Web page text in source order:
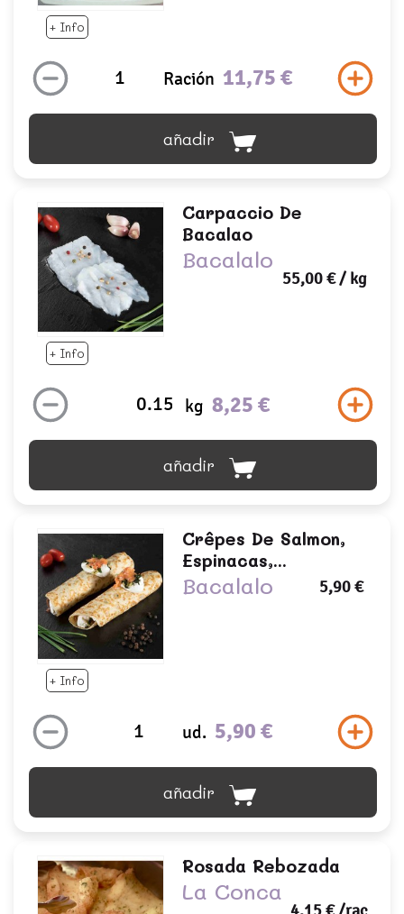
+ Info
Ración 11,75 €
añadir
+ Info
Carpaccio De
Bacalao
Bacalalo
55,00 €/ kg
kg 8,25 €
añadir
+ Info
Crêpes De Salmon,
Espinacas,...
Bacalalo 5,90 €
ud. 5,90 €
añadir
Rosada Rebozada
La Conca